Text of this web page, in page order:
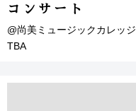
コンサート
@尚美ミュージックカレッジ
TBA